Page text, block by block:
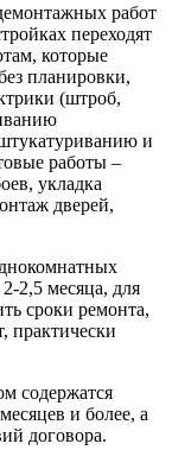
работ
переходят
которые
планировки,
(штроб,
и
работы –
укладка
дверей,
2,5 месяца, для
сроки ремонта,
практически
содержатся
и более, а
договора.